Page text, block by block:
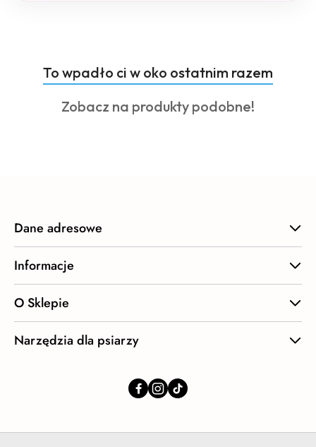
Pomiń karuzelę produktów
Produkty
o
statusie:
To wpadło ci w oko ostatnim razem
Produkty
Zobacz na produkty podobne!
Dane adresowe
Informacje
O Sklepie
Narzędzia dla psiarzy